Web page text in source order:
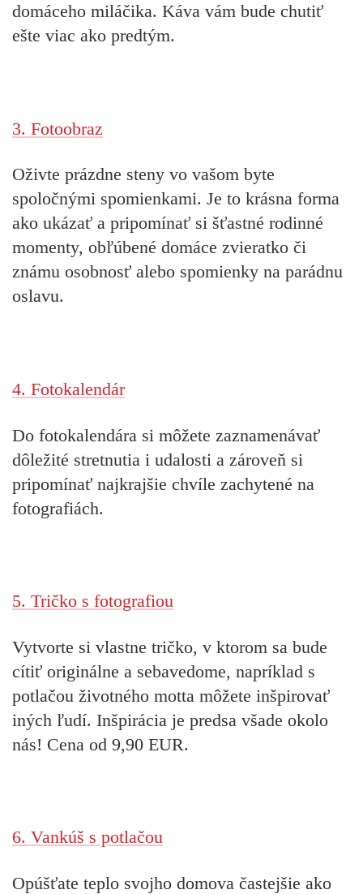
domáceho miláčika. Káva vám bude chutiť
ešte viac ako predtým.
3. Fotoobraz
Oživte prázdne steny vo vašom byte
spoločnými spomienkami. Je to krásna forma
ako ukázať a pripomínať si šťastné rodinné
momenty, obľúbené domáce zvieratko či
známu osobnosť alebo spomienky na parádnu
oslavu.
4. Fotokalendár
Do fotokalendára si môžete zaznamenávať
dôležité stretnutia i udalosti a zároveň si
pripomínať najkrajšie chvíle zachytené na
fotografiách.
5. Tričko s fotografiou
Vytvorte si vlastne tričko, v ktorom sa bude
cítiť originálne a sebavedome, napríklad s
potlačou životného motta môžete inšpirovať
iných ľudí. Inšpirácia je predsa všade okolo
nás! Cena od 9,90 EUR.
6. Vankúš s potlačou
Opúšťate teplo svojho domova častejšie ako